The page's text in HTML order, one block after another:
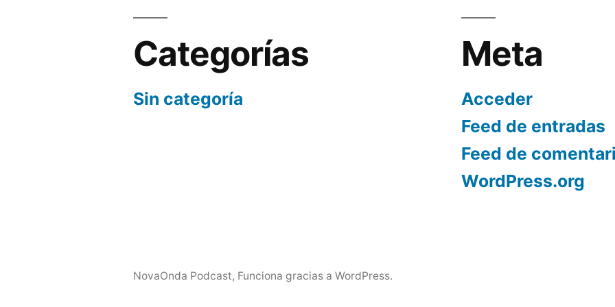
Categorías
Sin categoría
Meta
Acceder
Feed de entradas
Feed de
WordPress.org
NovaOnda Podcast, Funciona gracias a WordPress.